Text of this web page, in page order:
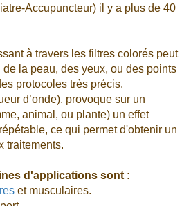
Accupuncteur) il y a plus de 40
à travers les filtres colorés peut
la peau, des yeux, ou des points
protocoles très précis.
d’onde), provoque sur un
animal, ou plante) un effet
ce qui permet d'obtenir un
traitements.
d'applications sont :
et musculaires.